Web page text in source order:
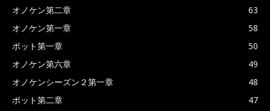
オノケン第二章
63
オノケン第一章
58
ポット第一章
50
オノケン第六章
49
オノケンシーズン２第一章
48
ポット第二章
47